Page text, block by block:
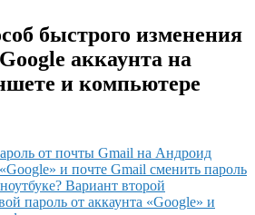
быстрого изменения
аккаунта на
и компьютере
от почты Gmail на Андроид
и почте Gmail сменить пароль
Вариант второй
пароль от аккаунта «Google» и